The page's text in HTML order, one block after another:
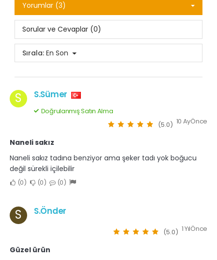
Yorumlar (3)
Sorular ve Cevaplar (0)
Sırala: En Son
S S.Sümer
Doğrulanmış Satın Alma
(5.0) 10 AyÖnce
Naneli sakız
Naneli sakız tadına benziyor ama şeker tadı yok boğucu
değil sürekli içilebilir
0 0 0
S S.Önder
(5.0) 1 YılÖnce
Güzel ürün